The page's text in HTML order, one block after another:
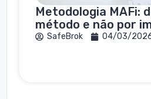
Metodologia MAFi:
método e não por
SafeBrok 04/03/